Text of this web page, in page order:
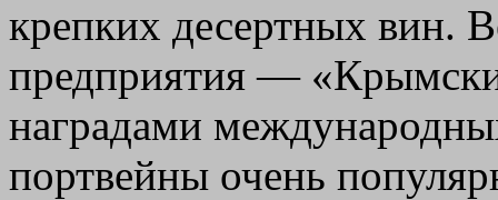
крепких десертных вин.
предприятия —
наградами
портвейны очень